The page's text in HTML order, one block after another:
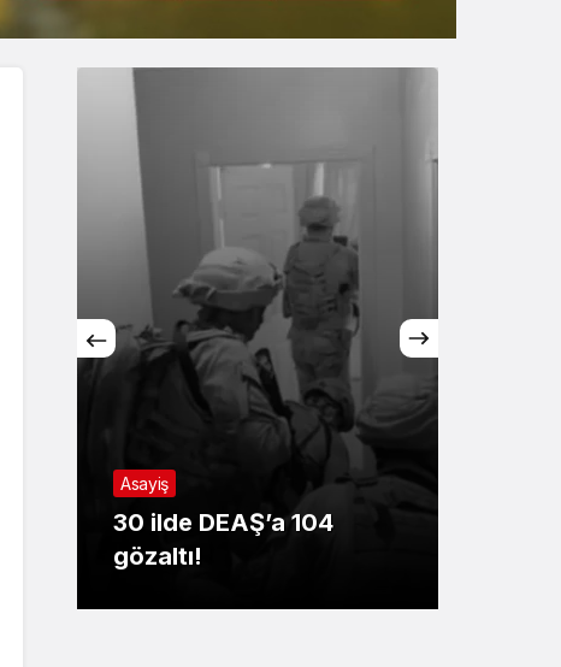
Asayiş
30 ilde DEAŞ’a 104
gözaltı!